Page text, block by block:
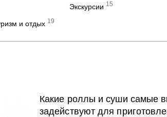
Экскурсии 15
и отдых 19
Какие роллы и суши самые
задействуют для